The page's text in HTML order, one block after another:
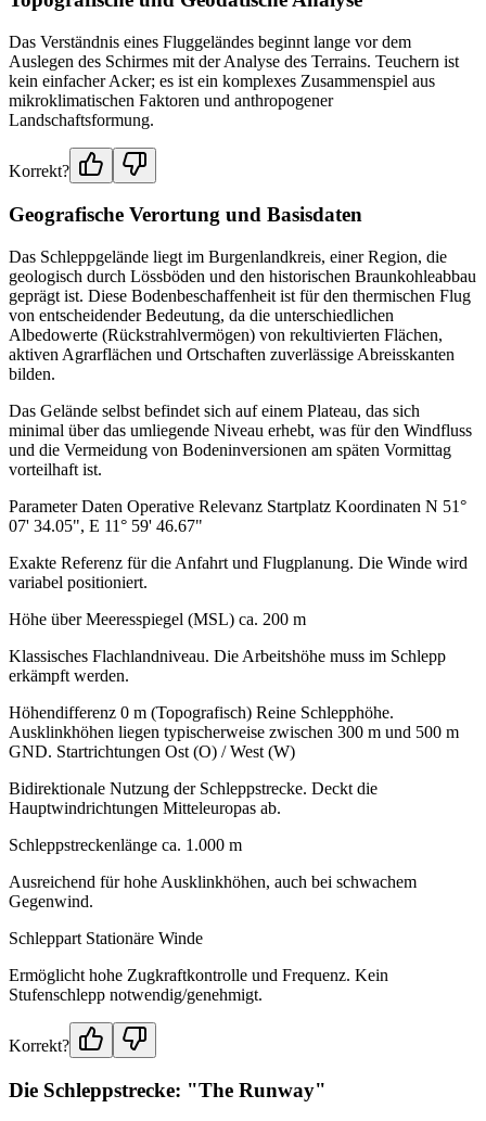
Das Verständnis eines Fluggeländes beginnt lange vor dem
Auslegen des Schirmes mit der Analyse des Terrains. Teuchern ist
kein einfacher Acker; es ist ein komplexes Zusammenspiel aus
mikroklimatischen Faktoren und anthropogener
Landschaftsformung.
Korrekt?
Geografische Verortung und Basisdaten
Das Schleppgelände liegt im Burgenlandkreis, einer Region, die
geologisch durch Lössböden und den historischen Braunkohleabbau
geprägt ist. Diese Bodenbeschaffenheit ist für den thermischen Flug
von entscheidender Bedeutung, da die unterschiedlichen
Albedowerte (Rückstrahlvermögen) von rekultivierten Flächen,
aktiven Agrarflächen und Ortschaften zuverlässige Abreisskanten
bilden.
Das Gelände selbst befindet sich auf einem Plateau, das sich
minimal über das umliegende Niveau erhebt, was für den Windfluss
und die Vermeidung von Bodeninversionen am späten Vormittag
vorteilhaft ist.
Parameter Daten Operative Relevanz Startplatz Koordinaten N 51°
07' 34.05", E 11° 59' 46.67"
Exakte Referenz für die Anfahrt und Flugplanung. Die Winde wird
variabel positioniert.
Höhe über Meeresspiegel (MSL) ca. 200 m
Klassisches Flachlandniveau. Die Arbeitshöhe muss im Schlepp
erkämpft werden.
Höhendifferenz 0 m (Topografisch) Reine Schlepphöhe.
Ausklinkhöhen liegen typischerweise zwischen 300 m und 500 m
GND. Startrichtungen Ost (O) / West (W)
Bidirektionale Nutzung der Schleppstrecke. Deckt die
Hauptwindrichtungen Mitteleuropas ab.
Schleppstreckenlänge ca. 1.000 m
Ausreichend für hohe Ausklinkhöhen, auch bei schwachem
Gegenwind.
Schleppart Stationäre Winde
Ermöglicht hohe Zugkraftkontrolle und Frequenz. Kein
Stufenschlepp notwendig/genehmigt.
Korrekt?
Die Schleppstrecke: "The Runway"